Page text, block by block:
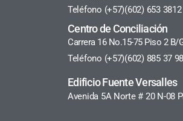
Teléfono (+57)(602) 653
Centro de Conciliación
Carrera 16 No.15-75 Piso 2 B/
Teléfono (+57)(602) 885 37 98
Edificio Fuente Versalles
Avenida 5A Norte # 20 N-08